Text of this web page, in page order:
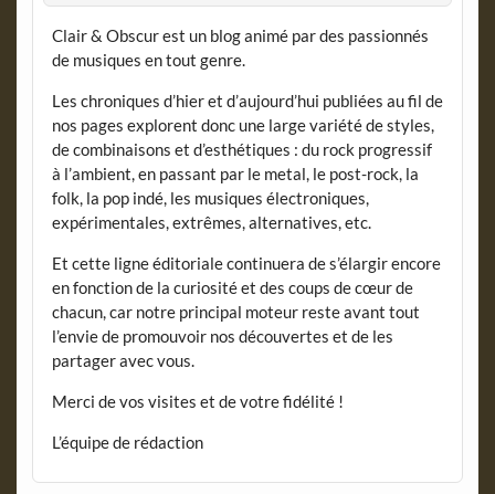
Clair & Obscur est un blog animé par des passionnés
de musiques en tout genre.
Les chroniques d’hier et d’aujourd’hui publiées au fil de
nos pages explorent donc une large variété de styles,
de combinaisons et d’esthétiques : du rock progressif
à l’ambient, en passant par le metal, le post-rock, la
folk, la pop indé, les musiques électroniques,
expérimentales, extrêmes, alternatives, etc.
Et cette ligne éditoriale continuera de s’élargir encore
en fonction de la curiosité et des coups de cœur de
chacun, car notre principal moteur reste avant tout
l’envie de promouvoir nos découvertes et de les
partager avec vous.
Merci de vos visites et de votre fidélité !
L’équipe de rédaction